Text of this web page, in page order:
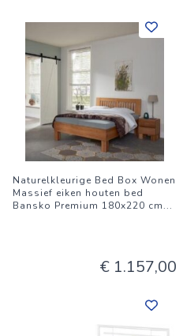
Naturelkleurige Bed Box Wonen
Massief eiken houten bed
Bansko Premium 180x220 cm...
€ 1.157,00